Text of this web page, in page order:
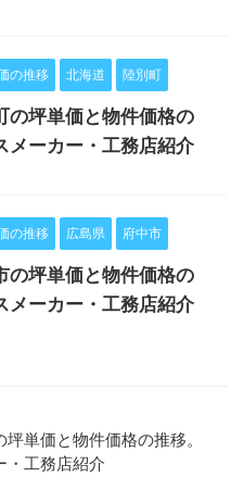
の推移 北海道 陸別町
の坪単価と物件価格の
メーカー・工務店紹介
の推移 広島県 府中市
の坪単価と物件価格の
メーカー・工務店紹介
単価と物件価格の推移。
・工務店紹介